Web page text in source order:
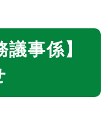
議事係】